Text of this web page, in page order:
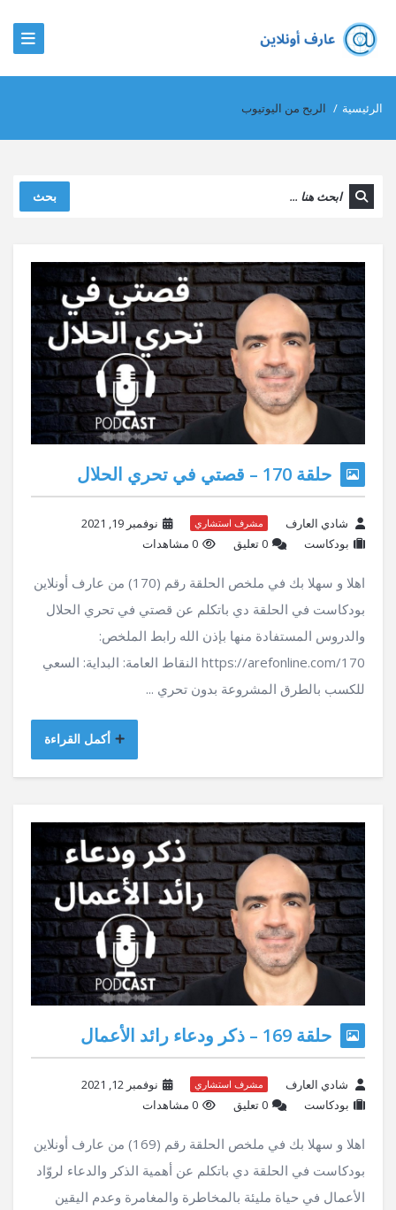
الرئيسية / الربح من اليوتيوب
بحث
حلقة 170 – قصتي في تحري الحلال
شادي العارف مشرف استشاري
نوفمبر 19, 2021
بودكاست
‫0 تعليق 0 مشاهدات
اهلا و سهلا بك في ملخص الحلقة رقم (170) من عارف أونلاين
بودكاست في الحلقة دي باتكلم عن قصتي في تحري الحلال
والدروس المستفادة منها بإذن الله رابط الملخص:
https://arefonline.com/170 النقاط العامة: البداية: السعي
للكسب بالطرق المشروعة بدون تحري ...
أكمل القراءة
حلقة 169 – ذكر ودعاء رائد الأعمال
شادي العارف مشرف استشاري
نوفمبر 12, 2021
بودكاست
‫0 تعليق 0 مشاهدات
اهلا و سهلا بك في ملخص الحلقة رقم (169) من عارف أونلاين
بودكاست في الحلقة دي باتكلم عن أهمية الذكر والدعاء لروّاد
الأعمال في حياة مليئة بالمخاطرة والمغامرة وعدم اليقين